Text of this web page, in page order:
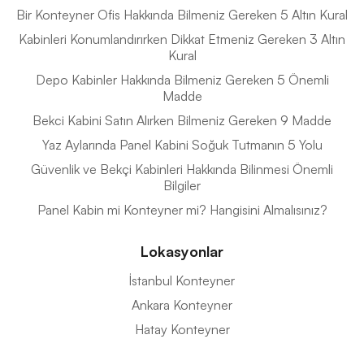
Bir Konteyner Ofis Hakkında Bilmeniz Gereken 5 Altın Kural
Kabinleri Konumlandırırken Dikkat Etmeniz Gereken 3 Altın
Kural
Depo Kabinler Hakkında Bilmeniz Gereken 5 Önemli
Madde
Bekci Kabini Satın Alırken Bilmeniz Gereken 9 Madde
Yaz Aylarında Panel Kabini Soğuk Tutmanın 5 Yolu
Güvenlik ve Bekçi Kabinleri Hakkında Bilinmesi Önemli
Bilgiler
Panel Kabin mi Konteyner mi? Hangisini Almalısınız?
Lokasyonlar
İstanbul Konteyner
Ankara Konteyner
Hatay Konteyner